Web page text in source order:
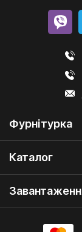
Фурнітурка
Каталог